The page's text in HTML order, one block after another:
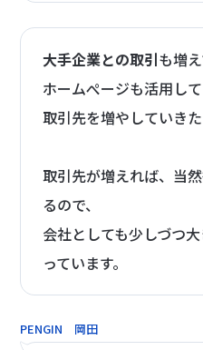
大手企業との取引も増
ホームぺージも活用し
取引先を増やしていきた
取引先が増えれば、当
るので、
会社としても少しづつ
っています。
PENGIN 岡田